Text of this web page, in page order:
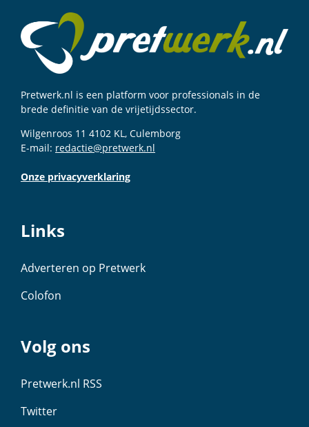
Pretwerk.nl is een platform voor professionals in de
brede definitie van de vrijetijdssector.
Wilgenroos 11 4102 KL, Culemborg
E-mail: redactie@pretwerk.nl
Onze privacyverklaring
Links
Adverteren op Pretwerk
Colofon
Volg ons
Pretwerk.nl RSS
Twitter